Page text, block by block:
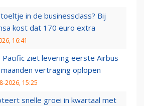
in de businessclass? Bij
kost dat 170 euro extra
16:41
Pacific ziet levering eerste Airbus
vertraging oplopen
2026, 15:25
snelle groei in kwartaal met